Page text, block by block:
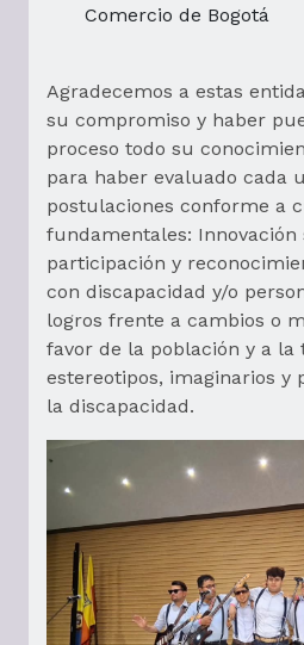
Comercio de Bogotá
Agradecemos a estas
su compromiso y haber
proceso todo su
para haber evaluado cada
postulaciones conforme a
fundamentales: Innovación
participación y
con discapacidad y/o
logros frente a cambios o
favor de la población y a la
estereotipos, imaginarios y
la discapacidad.